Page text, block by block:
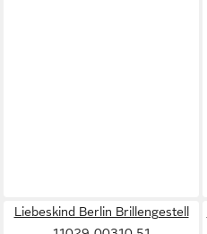
Liebeskind Berlin Brillengestell